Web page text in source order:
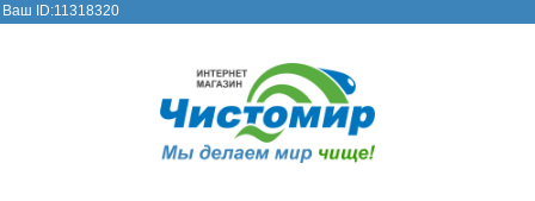
Ваш ID:11318320